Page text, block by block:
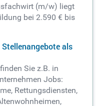
(m/w) liegt
bei 2.590 € bis
als
Sie z.B. in
Jobs:
Rettungsdiensten,